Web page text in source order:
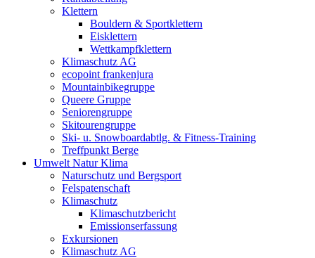
Klettern
Bouldern & Sportklettern
Eisklettern
Wettkampfklettern
Klimaschutz AG
ecopoint frankenjura
Mountainbikegruppe
Queere Gruppe
Seniorengruppe
Skitourengruppe
Ski- u. Snowboardabtlg. & Fitness-Training
Treffpunkt Berge
Umwelt Natur Klima
Naturschutz und Bergsport
Felspatenschaft
Klimaschutz
Klimaschutzbericht
Emissionserfassung
Exkursionen
Klimaschutz AG